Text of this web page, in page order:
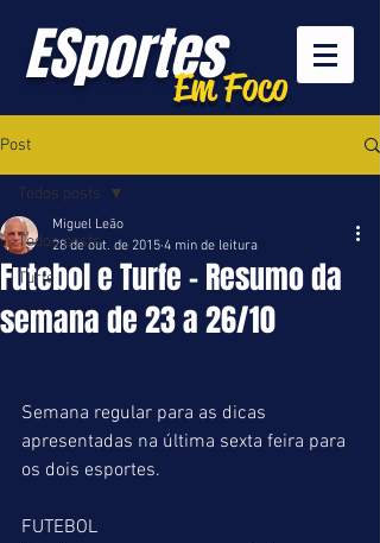
ESportesEm Foco
Post
Todos posts
Turfe
Todos posts
Futebol e Turfe - Resumo da
semana de 23 a 26/10
Miguel Leão
28 de out. de 2015 4 min de leitura
Semana regular para as dicas
apresentadas na última sexta feira para
os dois esportes.
FUTEBOL